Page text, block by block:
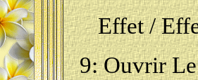
Effet /
9: Ouvrir